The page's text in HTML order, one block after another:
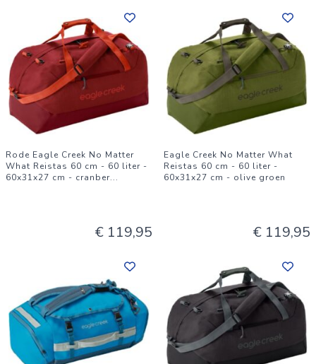
Rode Eagle Creek No Matter
What Reistas 60 cm - 60 liter -
60x31x27 cm - cranber...
€ 119,95
Eagle Creek No Matter What
Reistas 60 cm - 60 liter -
60x31x27 cm - olive groen
€ 119,95